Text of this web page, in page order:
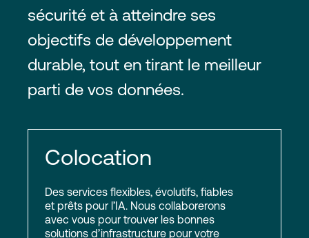
sécurité et à atteindre ses
objectifs de développement
durable, tout en tirant le meilleur
parti de vos données.
Colocation
Des services flexibles, évolutifs, fiables
et prêts pour l’IA. Nous collaborerons
avec vous pour trouver les bonnes
solutions d’infrastructure pour votre